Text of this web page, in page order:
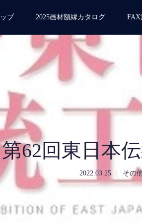
プ 2025画材額縁カタログ FAX
第62回東日本
2022.03.25 その